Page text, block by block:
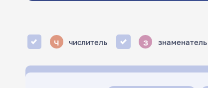
ч числитель з знаменатель